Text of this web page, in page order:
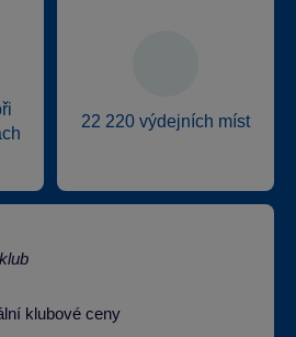
22 220 výdejních míst
klubové ceny